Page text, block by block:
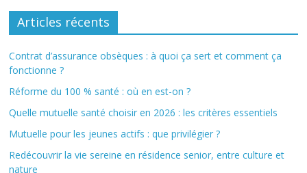
Articles récents
Contrat d’assurance obsèques : à quoi ça sert et comment ça
fonctionne ?
Réforme du 100 % santé : où en est-on ?
Quelle mutuelle santé choisir en 2026 : les critères essentiels
Mutuelle pour les jeunes actifs : que privilégier ?
Redécouvrir la vie sereine en résidence senior, entre culture et
nature